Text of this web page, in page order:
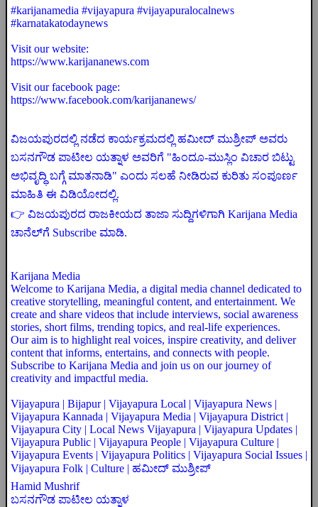
#karijanamedia #vijayapura #vijayapuralocalnews
#karnatakatodaynews
Visit our website:
https://www.karijananews.com
Visit our facebook page:
https://www.facebook.com/karijananews/
ವಿಜಯಪುರದಲ್ಲಿ ನಡೆದ ಕಾರ್ಯಕ್ರಮದಲ್ಲಿ ಹಮೀದ್ ಮುಶ್ರೀಪ್ ಅವರು
ಬಸನಗೌಡ ಪಾಟೀಲ ಯತ್ನಾಳ ಅವರಿಗೆ "ಹಿಂದೂ-ಮುಸ್ಲಿಂ ವಿಚಾರ ಬಿಟ್ಟು
ಅಭಿವೃದ್ಧಿ ಬಗ್ಗೆ ಮಾತನಾಡಿ" ಎಂದು ಸಲಹೆ ನೀಡಿರುವ ಕುರಿತು ಸಂಪೂರ್ಣ
ಮಾಹಿತಿ ಈ ವಿಡಿಯೋದಲ್ಲಿ.
👉 ವಿಜಯಪುರದ ರಾಜಕೀಯದ ತಾಜಾ ಸುದ್ದಿಗಳಿಗಾಗಿ Karijana Media
ಚಾನೆಲ್‌ಗೆ Subscribe ಮಾಡಿ.
Karijana Media
Welcome to Karijana Media, a digital media channel dedicated to
creative storytelling, meaningful content, and entertainment. We
create and share videos that include interviews, social awareness
stories, short films, trending topics, and real-life experiences.
Our aim is to highlight real voices, inspire creativity, and deliver
content that informs, entertains, and connects with people.
Subscribe to Karijana Media and join us on our journey of
creativity and impactful media.
Vijayapura | Bijapur | Vijayapura Local | Vijayapura News |
Vijayapura Kannada | Vijayapura Media | Vijayapura District |
Vijayapura City | Local News Vijayapura | Vijayapura Updates |
Vijayapura Public | Vijayapura People | Vijayapura Culture |
Vijayapura Events | Vijayapura Politics | Vijayapura Social Issues |
Vijayapura Folk | Culture | ಹಮೀದ್ ಮುಶ್ರೀಪ್
Hamid Mushrif
ಬಸನಗೌಡ ಪಾಟೀಲ ಯತ್ನಾಳ